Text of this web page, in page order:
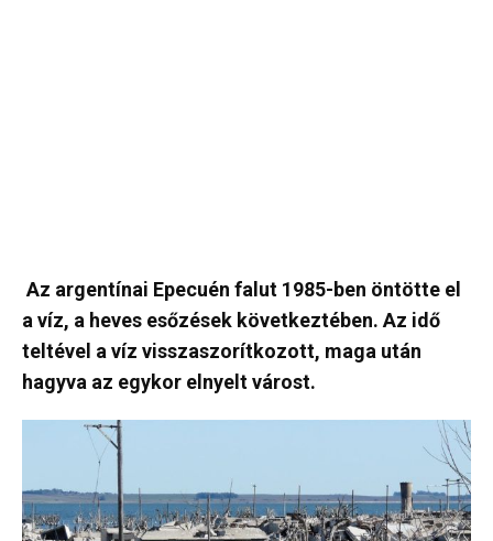
Az argentínai Epecuén falut 1985-ben öntötte el
a víz, a heves esőzések következtében. Az idő
teltével a víz visszaszorítkozott, maga után
hagyva az egykor elnyelt várost.